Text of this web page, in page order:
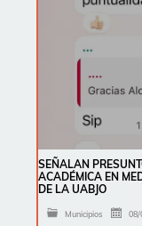
SEÑALAN
ACADÉMICA EN
DE LA UABJO
Municipios 08/